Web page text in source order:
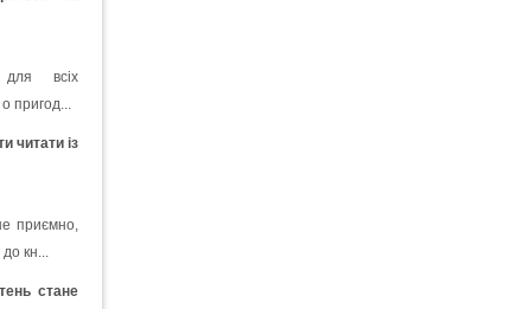
всіх
пригод...
читати із
приємно,
кн...
стане